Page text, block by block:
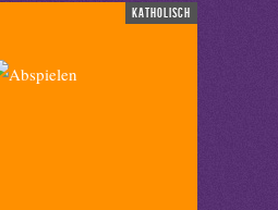
katholisch